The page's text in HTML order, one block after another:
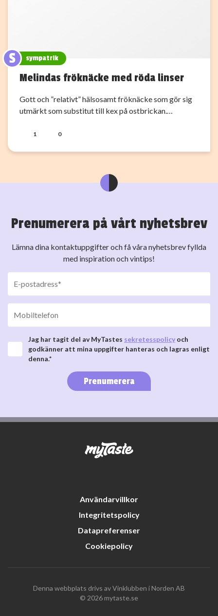
S sympatrik
Melindas fröknäcke med röda linser
Gott och ”relativt” hälsosamt fröknäcke som gör sig
utmärkt som substitut till kex på ostbrickan.…
1 0
Prenumerera på vårt nyhetsbrev
Lämna dina kontaktuppgifter och få våra nyhetsbrev fyllda
med inspiration och vintips!
Jag har tagit del av MyTastes sekretesspolicy och
godkänner att mina uppgifter hanteras och lagras enligt
denna.*
Prenumerera
Användarvillkor
Integritetspolicy
Datapreferenser
Cookiepolicy
Denna webbplats drivs av Vinklubben i Norden AB
© 2026 mytaste.se